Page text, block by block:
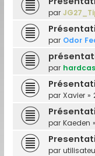
par
par Odor
par
par Xavier »
par Kaeden »
par